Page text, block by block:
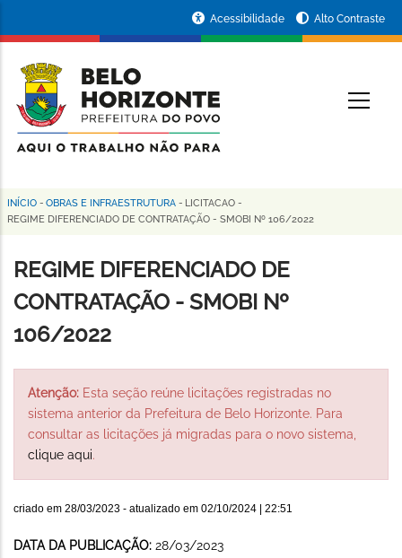
conteúdo
principal
da
Prefeitura
de
Horizonte
Acessibilidade Alto Contraste
Trilha
navegação
INÍCIO - OBRAS E INFRAESTRUTURA - LICITACAO -
REGIME DIFERENCIADO DE CONTRATAÇÃO - SMOBI Nº 106/2022
REGIME DIFERENCIADO DE
CONTRATAÇÃO - SMOBI Nº
106/2022
Atenção: Esta seção reúne licitações registradas no
sistema anterior da Prefeitura de Belo Horizonte. Para
consultar as licitações já migradas para o novo sistema,
clique aqui.
criado em 28/03/2023 - atualizado em 02/10/2024 | 22:51
DATA DA PUBLICAÇÃO: 28/03/2023